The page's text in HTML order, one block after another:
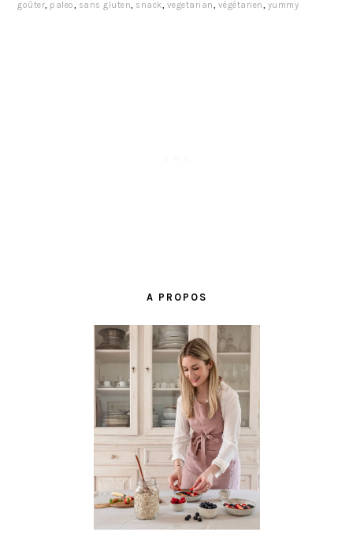
goûter, paleo, sans gluten, snack, vegetarian, végétarien, yummy
A PROPOS